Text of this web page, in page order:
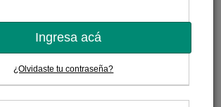
Ingresa acá
¿Olvidaste tu contraseña?